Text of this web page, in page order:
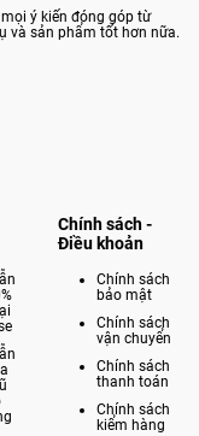
ý kiến đóng góp từ
và sản phẩm tốt hơn nữa.
Chính sách -
Điều khoản
Chính sách
bảo mật
Chính sách
vận chuyển
Chính sách
thanh toán
Chính sách
kiểm hàng